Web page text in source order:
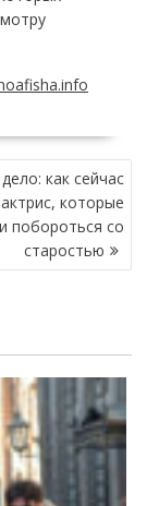
как сейчас
которые
побороться со
старостью